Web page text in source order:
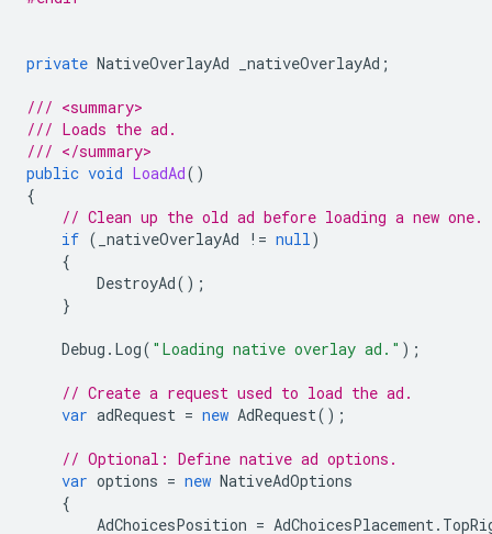
private NativeOverlayAd _nativeOverlayAd ;
/// <summary>
/// Loads the ad.
/// </summary>
public void LoadAd()
{
// Clean up the old ad before loading a new one.
if ( _nativeOverlayAd != null)
{
DestroyAd();
}
Debug . Log( "Loading native overlay ad." );
// Create a request used to load the ad.
var adRequest = new AdRequest();
// Optional: Define native ad options.
var options = new NativeAdOptions
{
AdChoicesPosition = AdChoicesPlacement.